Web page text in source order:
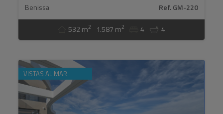
Benissa Ref. GM-220
532 m2 1.587 m2 4 4
VISTAS AL MAR